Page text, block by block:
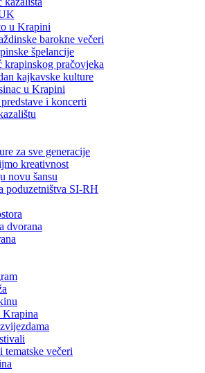
u Krapini
barokne večeri
špelancije
krapinskog pračovjeka
kajkavske kulture
u Krapini
i koncerti
za sve generacije
kreativnost
novu šansu
poduzetništva SI-RH
dvorana
tematske večeri